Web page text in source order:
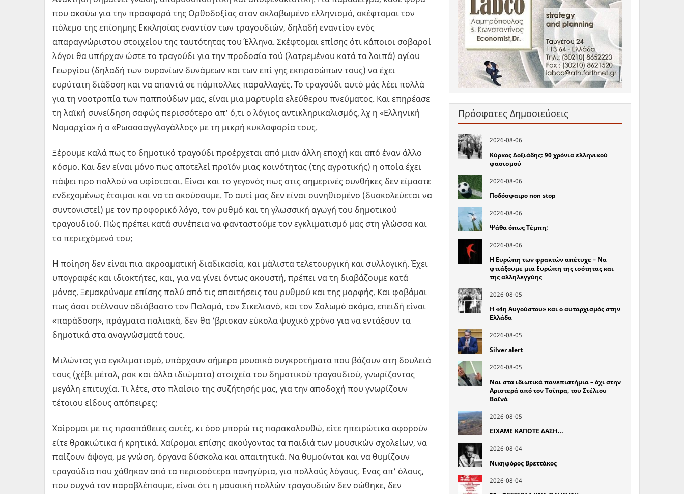
που ακούω για την προσφορά της Ορθοδοξίας στον σκλαβωμένο ελληνισμό, σκέφτομαι τον
πόλεμο της επίσημης Εκκλησίας εναντίον των τραγουδιών, δηλαδή εναντίον ενός
απαραγνώριστου στοιχείου της ταυτότητας του Έλληνα. Σκέφτομαι επίσης ότι κάποιοι σοβαροί
λόγοι θα υπήρχαν ώστε το τραγούδι για την προδοσία τού (λατρεμένου κατά τα λοιπά) αγίου
Γεωργίου (δηλαδή των ουρανίων δυνάμεων και των επί γης εκπροσώπων τους) να έχει
ευρύτατη διάδοση και να απαντά σε πάμπολλες παραλλαγές. Το τραγούδι αυτό μάς λέει πολλά
για τη νοοτροπία των παππούδων μας, είναι μια μαρτυρία ελεύθερου πνεύματος. Και επηρέασε
τη λαϊκή συνείδηση σαφώς περισσότερο απ’ ό,τι ο λόγιος αντικληρικαλισμός, λχ η «Ελληνική
Νομαρχία» ή ο «Ρωσσοαγγλογάλλος» με τη μικρή κυκλοφορία τους.
Ξέρουμε καλά πως το δημοτικό τραγούδι προέρχεται από μιαν άλλη εποχή και από έναν άλλο
κόσμο. Και δεν είναι μόνο πως αποτελεί προϊόν μιας κοινότητας (της αγροτικής) η οποία έχει
πάψει προ πολλού να υφίσταται. Είναι και το γεγονός πως στις σημερινές συνθήκες δεν είμαστε
ενδεχομένως έτοιμοι και να το ακούσουμε. Το αυτί μας δεν είναι συνηθισμένο (δυσκολεύεται να
συντονιστεί) με τον προφορικό λόγο, τον ρυθμό και τη γλωσσική αγωγή του δημοτικού
τραγουδιού. Πώς πρέπει κατά συνέπεια να φανταστούμε τον εγκλιματισμό μας στη γλώσσα και
το περιεχόμενό του;
Η ποίηση δεν είναι πια ακροαματική διαδικασία, και μάλιστα τελετουργική και συλλογική. Έχει
υπογραφές και ιδιοκτήτες, και, για να γίνει όντως ακουστή, πρέπει να τη διαβάζουμε κατά
μόνας. Ξεμακρύναμε επίσης πολύ από τις απαιτήσεις του ρυθμού και της μορφής. Και φοβάμαι
πως όσοι στέλνουν αδιάβαστο τον Παλαμά, τον Σικελιανό, και τον Σολωμό ακόμα, επειδή είναι
«παράδοση», πράγματα παλιακά, δεν θα ‘βρισκαν εύκολα ψυχικό χρόνο για να εντάξουν τα
δημοτικά στα αναγνώσματά τους.
Μιλώντας για εγκλιματισμό, υπάρχουν σήμερα μουσικά συγκροτήματα που βάζουν στη δουλειά
τους (χέβι μέταλ, ροκ και άλλα ιδιώματα) στοιχεία του δημοτικού τραγουδιού, γνωρίζοντας
μεγάλη επιτυχία. Τι λέτε, στο πλαίσιο της συζήτησής μας, για την αποδοχή που γνωρίζουν
τέτοιου είδους απόπειρες;
Χαίρομαι με τις προσπάθειες αυτές, κι όσο μπορώ τις παρακολουθώ, είτε ηπειρώτικα αφορούν
είτε θρακιώτικα ή κρητικά. Χαίρομαι επίσης ακούγοντας τα παιδιά των μουσικών σχολείων, να
παίζουν άψογα, με γνώση, όργανα δύσκολα και απαιτητικά. Να θυμούνται και να θυμίζουν
τραγούδια που χάθηκαν από τα περισσότερα πανηγύρια, για πολλούς λόγους. Ένας απ’ όλους,
που συχνά τον παραβλέπουμε, είναι ότι η μουσική πολλών τραγουδιών δεν σώθηκε, δεν
Πρόσφατες Δημοσιεύσεις
2026-08-06
Κύρκος Δοξιάδης: 90 χρόνια ελληνικού
φασισμού
2026-08-06
Ποδόσφαιρο non stop
2026-08-06
Ψάθα όπως Τέμπη;
2026-08-06
Η Ευρώπη των φρακτών απέτυχε – Να
φτιάξουμε μια Ευρώπη της ισότητας και
της αλληλεγγύης
2026-08-05
Η «4η Αυγούστου» και ο αυταρχισμός στην
Ελλάδα
2026-08-05
Silver alert
2026-08-05
Ναι στα ιδιωτικά πανεπιστήμια – όχι στην
Αριστερά από τον Τσίπρα, του Στέλιου
Βαϊνά
2026-08-05
ΕΙΧΑΜΕ ΚΑΠΟΤΕ ΔΑΣΗ…
2026-08-04
Νικηφόρος Βρεττάκος
2026-08-04